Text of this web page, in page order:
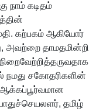
நாம் கடிதம்
கற்பகம் ஆகியோர்
அவற்றை தாமதமின்றி
நமது சகோதரிகளின்
ஆக்கப்பூர்வமான
தமிழ்